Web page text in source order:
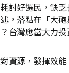
討好選民，缺乏
，落點在「大
台灣應當大力
資源，發揮效能